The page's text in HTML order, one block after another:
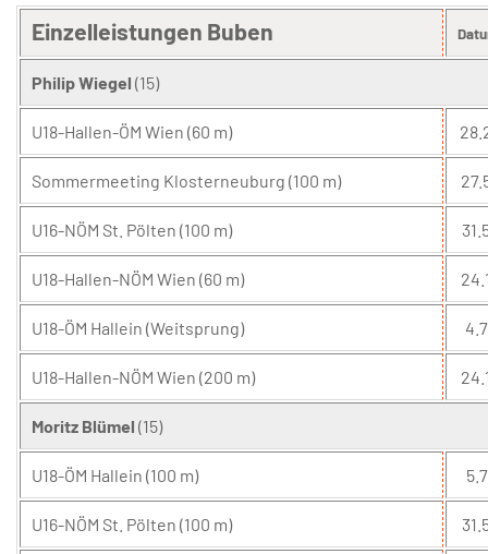
Einzelleistungen Buben
Philip Wiegel (15)
U18-Hallen-ÖM Wien (60 m)
Sommermeeting Klosterneuburg (100 m)
U16-NÖM St. Pölten (100 m)
U18-Hallen-NÖM Wien (60 m)
U18-ÖM Hallein (Weitsprung)
U18-Hallen-NÖM Wien (200 m)
Moritz Blümel (15)
U18-ÖM Hallein (100 m)
U16-NÖM St. Pölten (100 m)